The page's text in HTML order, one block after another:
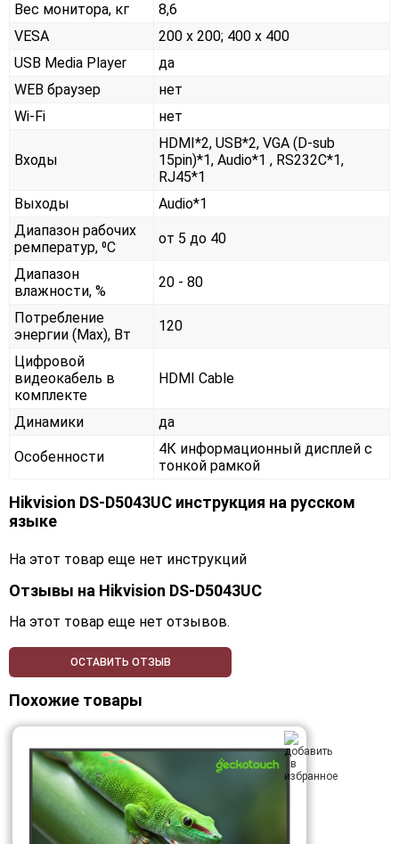
Вес монитора, кг
8,6
VESA
200 x 200; 400 х 400
USB Media Player
да
WEB браузер
нет
Wi-Fi
нет
Входы
HDMI*2, USB*2, VGA (D-sub
15pin)*1, Audio*1 , RS232С*1,
RJ45*1
Выходы
Audio*1
Диапазон рабочих
ремператур, ⁰С
от 5 до 40
Диапазон
влажности, %
20 - 80
Потребление
энергии (Max), Вт
120
Цифровой
видеокабель в
комплекте
HDMI Cable
Динамики да
Особенности
4К информационный дисплей с
тонкой рамкой
Hikvision DS-D5043UC инструкция на русском
языке
На этот товар еще нет инструкций
Отзывы на Hikvision DS-D5043UC
На этот товар еще нет отзывов.
ОСТАВИТЬ ОТЗЫВ
Похожие товары